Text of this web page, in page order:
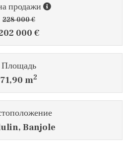
продажи
228 000 €
000 €
Площадь
71,90 m2
Banjole